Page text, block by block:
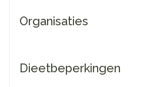
Organisaties
Dieetbeperkingen